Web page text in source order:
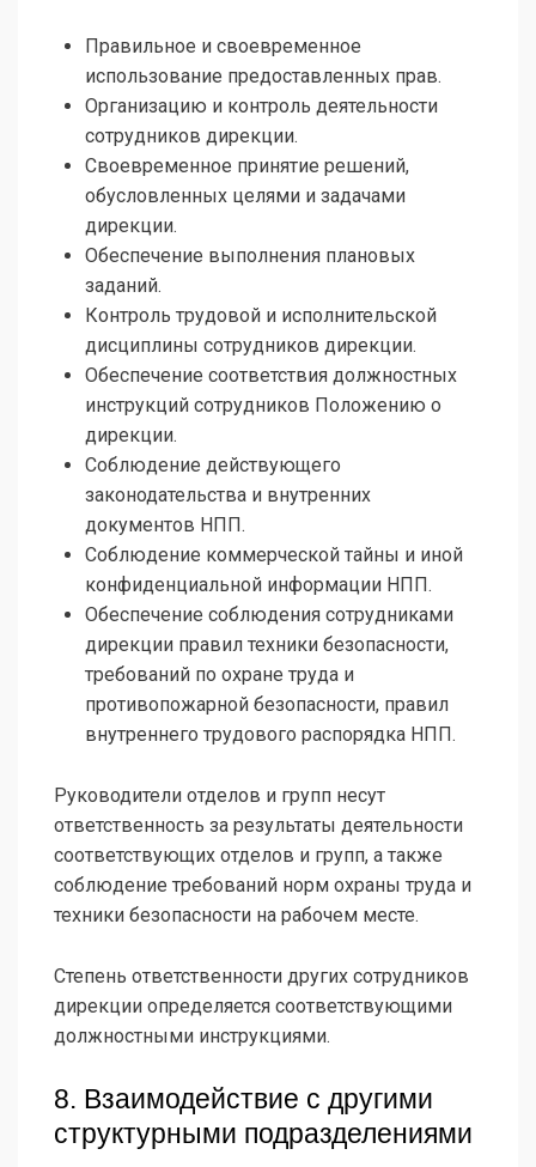
Правильное и своевременное
использование предоставленных прав.
Организацию и контроль деятельности
сотрудников дирекции.
Своевременное принятие решений,
обусловленных целями и задачами
дирекции.
Обеспечение выполнения плановых
заданий.
Контроль трудовой и исполнительской
дисциплины сотрудников дирекции.
Обеспечение соответствия должностных
инструкций сотрудников Положению о
дирекции.
Соблюдение действующего
законодательства и внутренних
документов НПП.
Соблюдение коммерческой тайны и иной
конфиденциальной информации НПП.
Обеспечение соблюдения сотрудниками
дирекции правил техники безопасности,
требований по охране труда и
противопожарной безопасности, правил
внутреннего трудового распорядка НПП.
Руководители отделов и групп несут
ответственность за результаты деятельности
соответствующих отделов и групп, а также
соблюдение требований норм охраны труда и
техники безопасности на рабочем месте.
Степень ответственности других сотрудников
дирекции определяется соответствующими
должностными инструкциями.
8. Взаимодействие с другими
структурными подразделениями